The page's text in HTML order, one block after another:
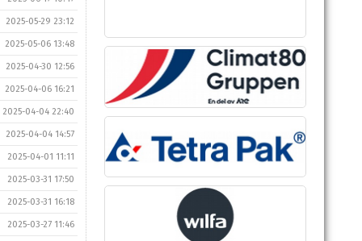
2025-05-29 23:12
2025-05-06 13:48
2025-04-30 12:56
2025-04-06 16:21
2025-04-04 22:40
2025-04-04 14:57
2025-04-01 11:11
2025-03-31 17:50
2025-03-31 16:18
2025-03-27 11:46